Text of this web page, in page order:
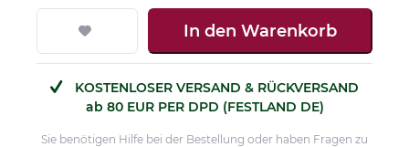
In den Warenkorb
KOSTENLOSER VERSAND & RÜCKVERSAND
ab 80 EUR PER DPD (FESTLAND DE)
Sie benötigen Hilfe bei der Bestellung oder haben Fragen zu